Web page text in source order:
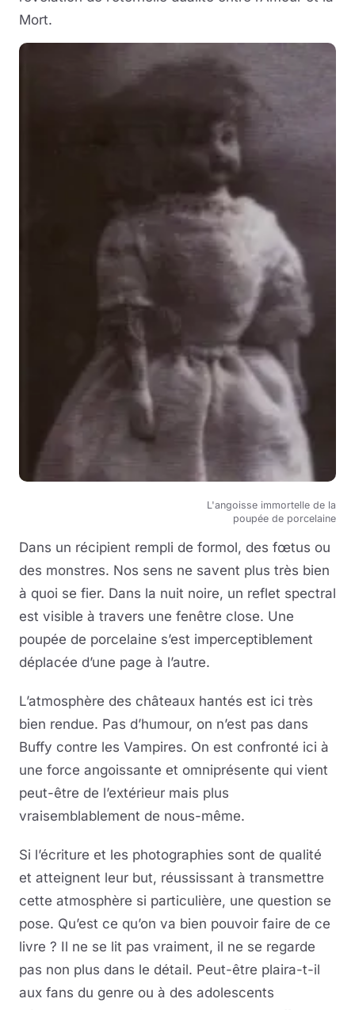
Mort.
L'angoisse immortelle de la
poupée de porcelaine
Dans un récipient rempli de formol, des fœtus ou
des monstres. Nos sens ne savent plus très bien
à quoi se fier. Dans la nuit noire, un reflet spectral
est visible à travers une fenêtre close. Une
poupée de porcelaine s’est imperceptiblement
déplacée d’une page à l’autre.
L’atmosphère des châteaux hantés est ici très
bien rendue. Pas d’humour, on n’est pas dans
Buffy contre les Vampires. On est confronté ici à
une force angoissante et omniprésente qui vient
peut-être de l’extérieur mais plus
vraisemblablement de nous-même.
Si l’écriture et les photographies sont de qualité
et atteignent leur but, réussissant à transmettre
cette atmosphère si particulière, une question se
pose. Qu’est ce qu’on va bien pouvoir faire de ce
livre ? Il ne se lit pas vraiment, il ne se regarde
pas non plus dans le détail. Peut-être plaira-t-il
aux fans du genre ou à des adolescents